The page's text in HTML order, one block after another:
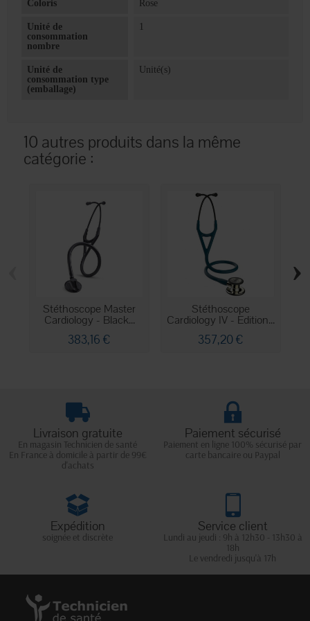
Coloris Rose
Unité de
consommation
nombre
Unité de
consommation type
(emballage)
Unité(s)
10 autres produits dans la même
catégorie :
Stéthoscope Master
Cardiology - Black...
383,16 €
Stéthoscope
Cardiology IV - Edition...
357,20 €
›
Livraison gratuite
En magasin Technicien de santé
En France à domicile à partir de 99€
d'achats
Paiement sécurisé
Paiement en ligne 100% sécurisé par
carte bancaire ou Paypal
Expédition
soignée et discrète
Service client
Lundi au jeudi : 9h à 12h30 - 13h30 à
18h
Le vendredi jusqu'à 17h